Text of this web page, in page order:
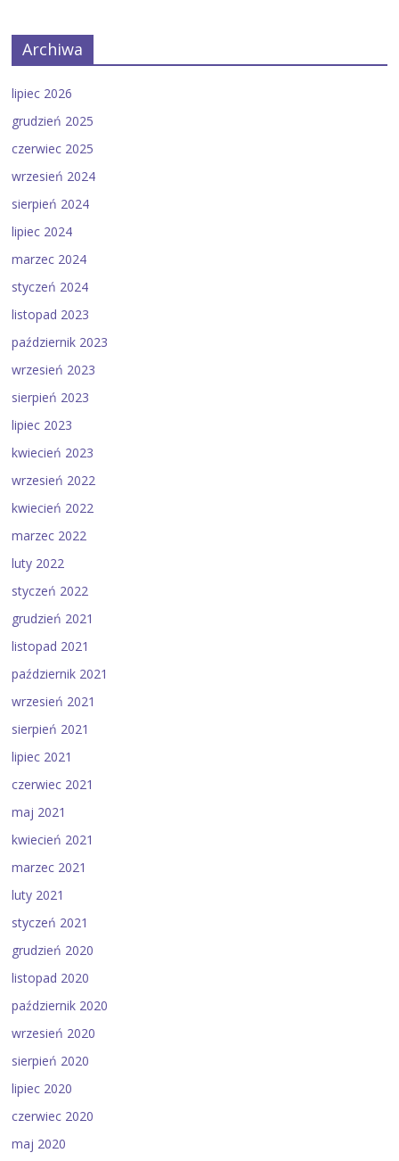
Archiwa
lipiec 2026
grudzień 2025
czerwiec 2025
wrzesień 2024
sierpień 2024
lipiec 2024
marzec 2024
styczeń 2024
listopad 2023
październik 2023
wrzesień 2023
sierpień 2023
lipiec 2023
kwiecień 2023
wrzesień 2022
kwiecień 2022
marzec 2022
luty 2022
styczeń 2022
grudzień 2021
listopad 2021
październik 2021
wrzesień 2021
sierpień 2021
lipiec 2021
czerwiec 2021
maj 2021
kwiecień 2021
marzec 2021
luty 2021
styczeń 2021
grudzień 2020
listopad 2020
październik 2020
wrzesień 2020
sierpień 2020
lipiec 2020
czerwiec 2020
maj 2020